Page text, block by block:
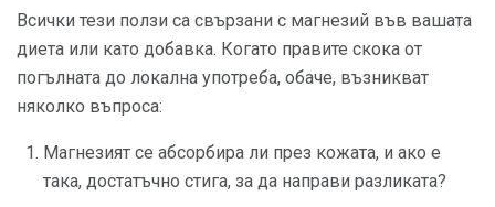
Всички тези ползи са свързани с магнезий във вашата
диета или като добавка. Когато правите скока от
погълната до локална употреба, обаче, възникват
няколко въпроса:
Магнезият се абсорбира ли през кожата, и ако е
така, достатъчно стига, за да направи разликата?